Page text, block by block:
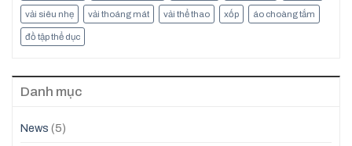
vải siêu nhẹ vải thoáng mát vải thể thao xốp áo choàng tắm
đồ tập thể dục
Danh mục
News (5)